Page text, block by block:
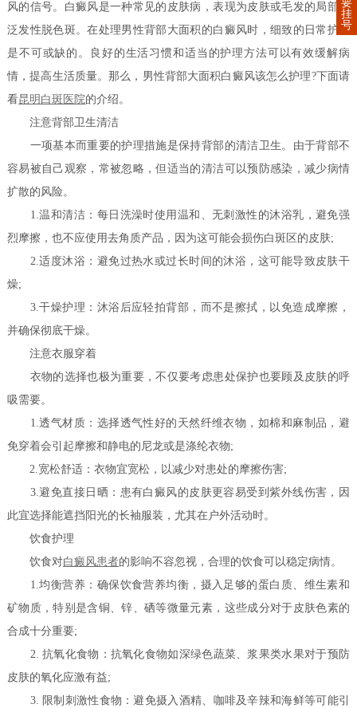
风的信号。白癜风是一种常见的皮肤病，表现为皮肤或毛发的局部或
泛发性脱色斑。在处理男性背部大面积的白癜风时，细致的日常护理
是不可或缺的。良好的生活习惯和适当的护理方法可以有效缓解病
情，提高生活质量。那么，男性背部大面积白癜风该怎么护理?下面请
看昆明白斑医院的介绍。
注意背部卫生清洁
一项基本而重要的护理措施是保持背部的清洁卫生。由于背部不
容易被自己观察，常被忽略，但适当的清洁可以预防感染，减少病情
扩散的风险。
1.温和清洁：每日洗澡时使用温和、无刺激性的沐浴乳，避免强
烈摩擦，也不应使用去角质产品，因为这可能会损伤白斑区的皮肤;
2.适度沐浴：避免过热水或过长时间的沐浴，这可能导致皮肤干
燥;
3.干燥护理：沐浴后应轻拍背部，而不是擦拭，以免造成摩擦，
并确保彻底干燥。
注意衣服穿着
衣物的选择也极为重要，不仅要考虑患处保护也要顾及皮肤的呼
吸需要。
1.透气材质：选择透气性好的天然纤维衣物，如棉和麻制品，避
免穿着会引起摩擦和静电的尼龙或是涤纶衣物;
2.宽松舒适：衣物宜宽松，以减少对患处的摩擦伤害;
3.避免直接日晒：患有白癜风的皮肤更容易受到紫外线伤害，因
此宜选择能遮挡阳光的长袖服装，尤其在户外活动时。
饮食护理
饮食对白癜风患者的影响不容忽视，合理的饮食可以稳定病情。
1.均衡营养：确保饮食营养均衡，摄入足够的蛋白质、维生素和
矿物质，特别是含铜、锌、硒等微量元素，这些成分对于皮肤色素的
合成十分重要;
2. 抗氧化食物：抗氧化食物如深绿色蔬菜、浆果类水果对于预防
皮肤的氧化应激有益;
3. 限制刺激性食物：避免摄入酒精、咖啡及辛辣和海鲜等可能引
要
挂
号